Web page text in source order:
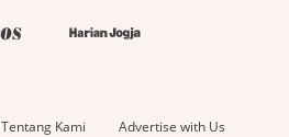
Tentang Kami Advertise with Us